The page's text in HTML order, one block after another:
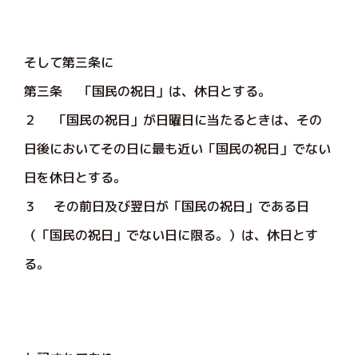
そして第三条に
第三条 「国民の祝日」は、休日とする。
２ 「国民の祝日」が日曜日に当たるときは、その
日後においてその日に最も近い「国民の祝日」でない
日を休日とする。
３ その前日及び翌日が「国民の祝日」である日
（「国民の祝日」でない日に限る。）は、休日とす
る。